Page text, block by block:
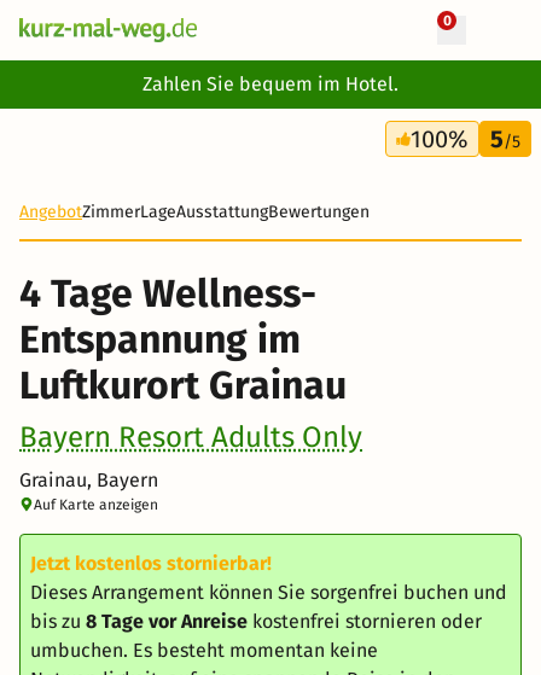
0
Zahlen Sie bequem im Hotel.
4 Tage
281 €
100% 5/5
AngebotZimmerLageAusstattungBewertungen
4 Tage Wellness-
Entspannung im
Luftkurort Grainau
Bayern Resort Adults Only
Grainau, Bayern
Auf Karte anzeigen
Jetzt kostenlos stornierbar!
Dieses Arrangement können Sie sorgenfrei buchen und
bis zu 8 Tage vor Anreise kostenfrei stornieren oder
umbuchen. Es besteht momentan keine